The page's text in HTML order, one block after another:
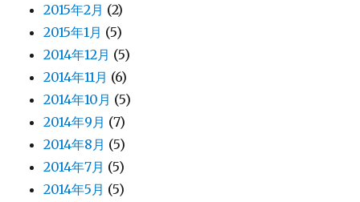
2015年2月 (2)
2015年1月 (5)
2014年12月 (5)
2014年11月 (6)
2014年10月 (5)
2014年9月 (7)
2014年8月 (5)
2014年7月 (5)
2014年5月 (5)